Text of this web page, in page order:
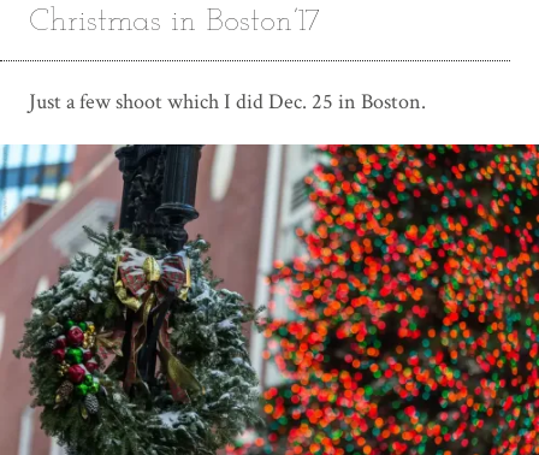
Christmas in Boston’17
Just a few shoot which I did Dec. 25 in Boston.